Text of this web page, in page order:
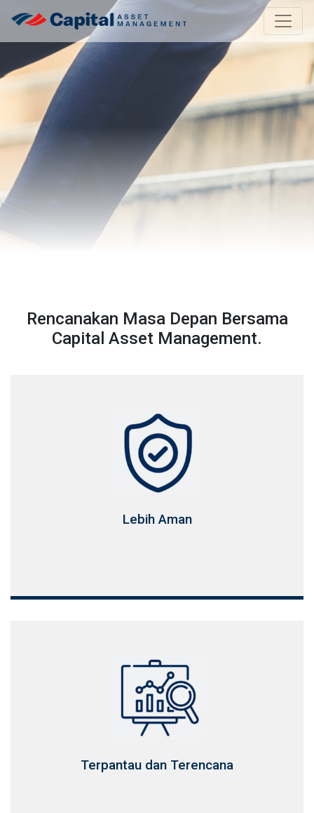
Rencanakan Masa Depan Bersama
Capital Asset Management.
Lebih Aman
Terpantau dan Terencana